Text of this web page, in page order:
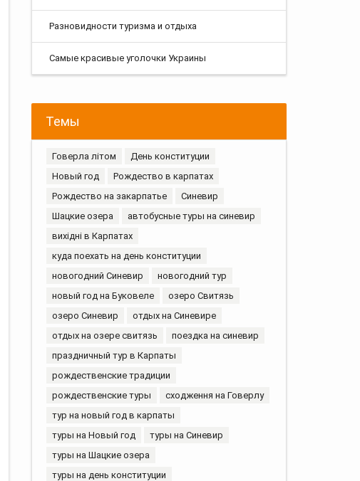
Разновидности туризма и отдыха
Самые красивые уголочки Украины
Темы
Говерла літом
День конституции
Новый год
Рождество в карпатах
Рождество на закарпатье
Синевир
Шацкие озера
автобусные туры на синевир
вихідні в Карпатах
куда поехать на день конституции
новогодний Синевир
новогодний тур
новый год на Буковеле
озеро Свитязь
озеро Синевир
отдых на Синевире
отдых на озере свитязь
поездка на синевир
праздничный тур в Карпаты
рождественские традиции
рождественские туры
сходження на Говерлу
тур на новый год в карпаты
туры на Новый год
туры на Синевир
туры на Шацкие озера
туры на день конституции